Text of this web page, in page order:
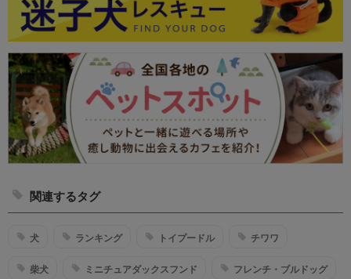
関連するタグ
犬 ランキング トイプードル チワワ
柴犬 ミニチュアダックスフンド フレンチ・ブルドッグ